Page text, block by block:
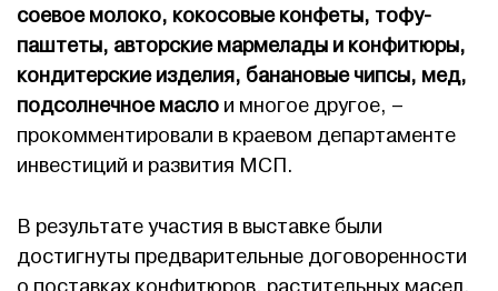
соевое молоко, кокосовые конфеты, тофу-
паштеты, авторские мармелады и конфитюры,
кондитерские изделия, банановые чипсы, мед,
подсолнечное масло и многое другое, –
прокомментировали в краевом департаменте
инвестиций и развития МСП.
В результате участия в выставке были
достигнуты предварительные договоренности